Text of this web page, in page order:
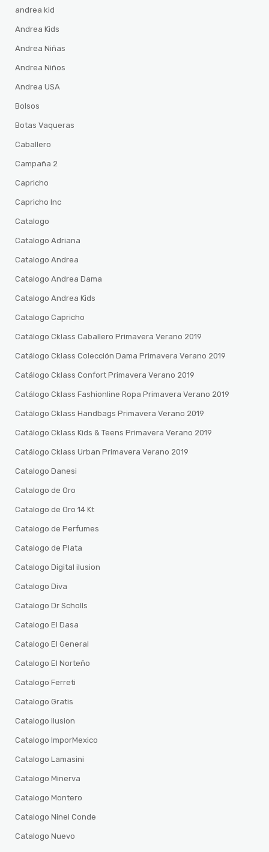
andrea kid
Andrea Kids
Andrea Niñas
Andrea Niños
Andrea USA
Bolsos
Botas Vaqueras
Caballero
Campaña 2
Capricho
Capricho Inc
Catalogo
Catalogo Adriana
Catalogo Andrea
Catalogo Andrea Dama
Catalogo Andrea Kids
Catalogo Capricho
Catálogo Cklass Caballero Primavera Verano 2019
Catálogo Cklass Colección Dama Primavera Verano 2019
Catálogo Cklass Confort Primavera Verano 2019
Catálogo Cklass Fashionline Ropa Primavera Verano 2019
Catálogo Cklass Handbags Primavera Verano 2019
Catálogo Cklass Kids & Teens Primavera Verano 2019
Catálogo Cklass Urban Primavera Verano 2019
Catalogo Danesi
Catalogo de Oro
Catalogo de Oro 14 Kt
Catalogo de Perfumes
Catalogo de Plata
Catalogo Digital ilusion
Catalogo Diva
Catalogo Dr Scholls
Catalogo El Dasa
Catalogo El General
Catalogo El Norteño
Catalogo Ferreti
Catalogo Gratis
Catalogo Ilusion
Catalogo ImporMexico
Catalogo Lamasini
Catalogo Minerva
Catalogo Montero
Catalogo Ninel Conde
Catalogo Nuevo